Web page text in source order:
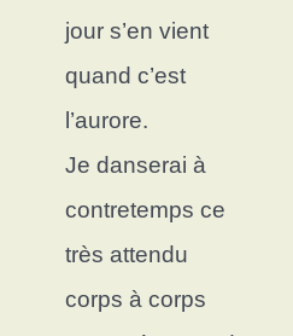
jour s’en vient
quand c’est
l’aurore.
Je danserai à
contretemps ce
très attendu
corps à corps